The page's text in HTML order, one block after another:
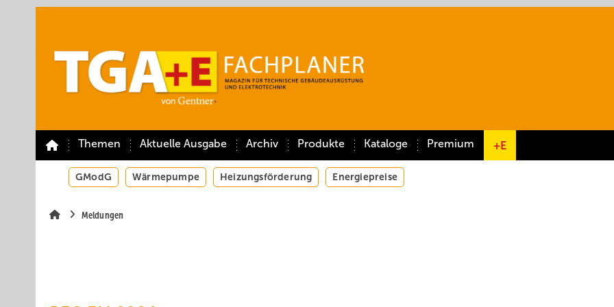
Themen Aktuelle Ausgabe Archiv Produkte Kataloge Premium +E
GModG Wärmepumpe Heizungsförderung Energiepreise
Meldungen